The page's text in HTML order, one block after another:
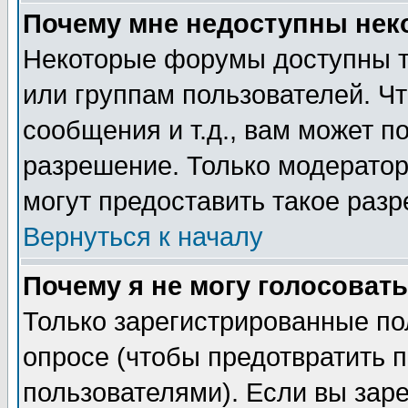
Почему мне недоступны
Некоторые форумы доступны
или группам пользователей.
сообщения и т.д., вам может
разрешение. Только
могут предоставить такое
Вернуться к началу
Почему я не могу
Только зарегистрированные
опросе (чтобы предотвратить
пользователями). Если вы